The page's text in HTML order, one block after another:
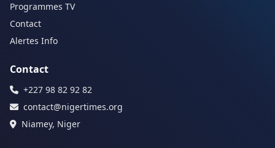
Programmes TV
Contact
Alertes Info
Contact
+227 98 82 92 82
contact@nigertimes.org
Niamey, Niger